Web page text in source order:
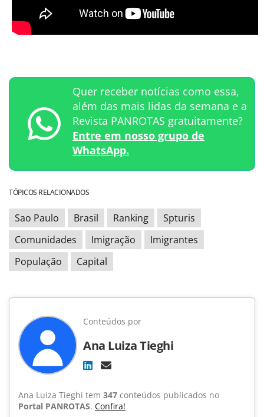
Quer receber notícias como essa,
além das mais lidas da semana e a
Revista PANROTAS gratuitamente?
Entre em nosso grupo de
WhatsApp.
TÓPICOS RELACIONADOS
Sao Paulo Brasil Ranking
Spturis
Comunidades
Imigração
Imigrantes
População
Capital
Conteúdos por
Ana Luiza Tieghi
Ana Luiza Tieghi tem 347 conteúdos publicados no
Portal PANROTAS. Confira!